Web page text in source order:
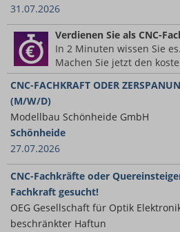
31.07.2026
Verdienen Sie als CNC-
In 2 Minuten wissen Sie es.
Machen Sie jetzt den
CNC-FACHKRAFT ODER
(M/W/D)
Modellbau Schönheide GmbH
Schönheide
27.07.2026
CNC-Fachkräfte oder
Fachkraft gesucht!
OEG Gesellschaft für Optik
beschränkter Haftun